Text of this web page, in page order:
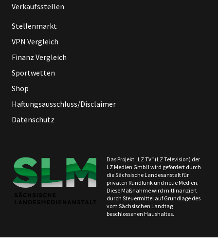
Verkaufsstellen
Stellenmarkt
VPN Vergleich
Finanz Vergleich
Sportwetten
Shop
Haftungsausschluss/Disclaimer
Datenschutz
Das Projekt „LZ TV“ (LZ Television) der
LZ Medien GmbH wird gefördert durch
die Sächsische Landesanstalt für
privaten Rundfunk und neue Medien.
Diese Maßnahme wird mitfinanziert
durch Steuermittel auf Grundlage des
vom Sächsischen Landtag
beschlossenen Haushaltes.